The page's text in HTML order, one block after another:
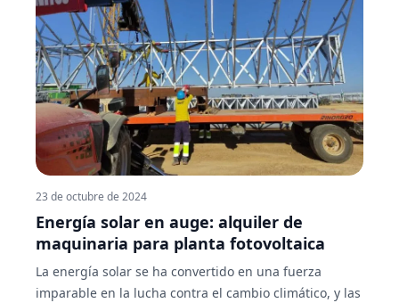
23 de octubre de 2024
Energía solar en auge: alquiler de
maquinaria para planta fotovoltaica
La energía solar se ha convertido en una fuerza
imparable en la lucha contra el cambio climático, y las